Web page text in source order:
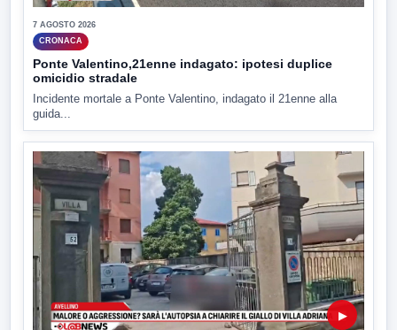
7 AGOSTO 2026
CRONACA
Ponte Valentino,21enne indagato: ipotesi duplice
omicidio stradale
Incidente mortale a Ponte Valentino, indagato il 21enne alla
guida...
▶